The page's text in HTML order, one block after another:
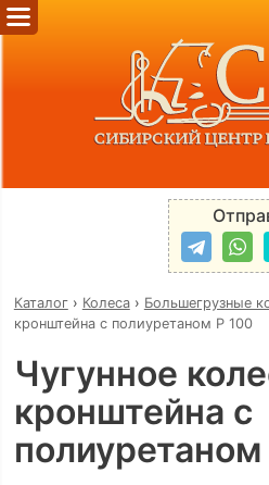
Каталог› Колеса› Большегрузные
кронштейна с полиуретаном P 100
Чугунное
кронштейна с
полиуретаном